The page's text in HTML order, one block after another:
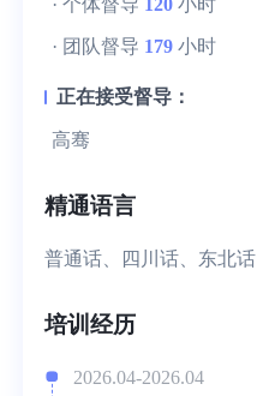
· 个体督导 120小时
· 团队督导 179小时
正在接受督导：
高骞
精通语言
普通话、四川话、东北话
培训经历
2026.04-2026.04